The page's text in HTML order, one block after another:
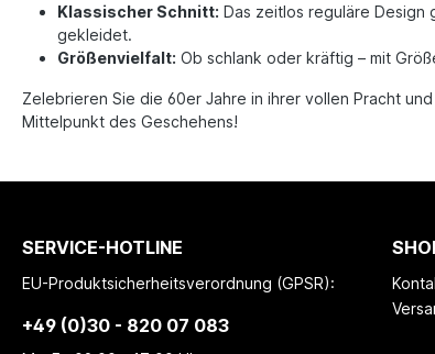
Klassischer Schnitt: Das zeitlos reguläre Design
gekleidet.
Größenvielfalt: Ob schlank oder kräftig – mit
Zelebrieren Sie die 60er Jahre in ihrer vollen Pracht
Mittelpunkt des Geschehens!
SERVICE-HOTLINE
EU-Produktsicherheitsverordnung (GPSR):
+49 (0)30 - 820 07 083